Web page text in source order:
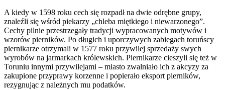
A kiedy w 1598 roku cech się rozpadł na dwie odrębne grupy,
znaleźli się wśród piekarzy „chleba miętkiego i niewarzonego”.
Cechy pilnie przestrzegały tradycji wypracowanych motywów i
wzorów pierników. Po długich i uporczywych zabiegach toruńscy
piernikarze otrzymali w 1577 roku przywilej sprzedaży swych
wyrobów na jarmarkach królewskich. Piernikarze cieszyli się też w
Toruniu innymi przywilejami – miasto zwalniało ich z akcyzy za
zakupione przyprawy korzenne i popierało eksport pierników,
rezygnując z należnych mu podatków.